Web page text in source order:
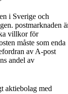
i Sverige och
postmarknaden
villkorför
måste som enda
av A-post
andel av
aktiebolag med